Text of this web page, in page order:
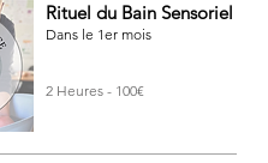
Rituel du Bain Sensoriel
Dans le 1er mois
2 Heures - 100€